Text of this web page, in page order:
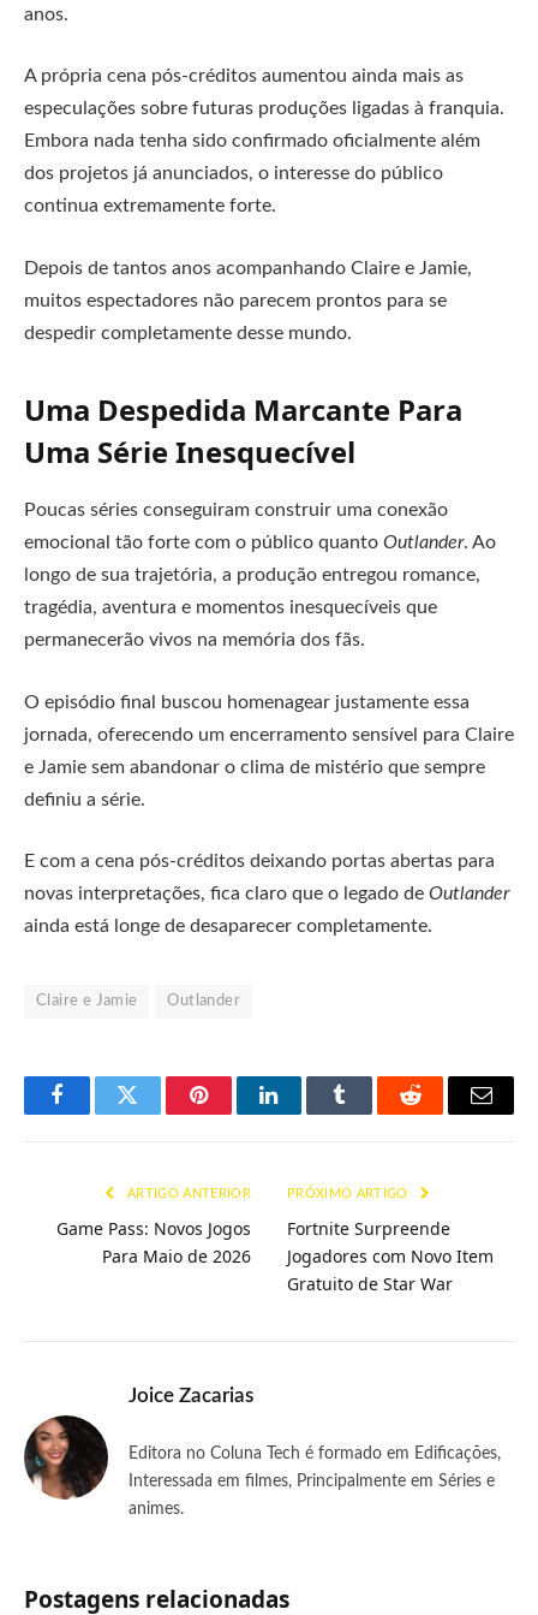
anos.
A própria cena pós-créditos aumentou ainda mais as
especulações sobre futuras produções ligadas à franquia.
Embora nada tenha sido confirmado oficialmente além
dos projetos já anunciados, o interesse do público
continua extremamente forte.
Depois de tantos anos acompanhando Claire e Jamie,
muitos espectadores não parecem prontos para se
despedir completamente desse mundo.
Uma Despedida Marcante Para
Uma Série Inesquecível
Poucas séries conseguiram construir uma conexão
emocional tão forte com o público quanto Outlander. Ao
longo de sua trajetória, a produção entregou romance,
tragédia, aventura e momentos inesquecíveis que
permanecerão vivos na memória dos fãs.
O episódio final buscou homenagear justamente essa
jornada, oferecendo um encerramento sensível para Claire
e Jamie sem abandonar o clima de mistério que sempre
definiu a série.
E com a cena pós-créditos deixando portas abertas para
novas interpretações, fica claro que o legado de Outlander
ainda está longe de desaparecer completamente.
Claire e Jamie Outlander
FacebookTwitter PinterestLinkedInTumblr Reddit
E-
ARTIGO ANTERIOR
Game Pass: Novos Jogos
Para Maio de 2026
PRÓXIMO ARTIGO
Fortnite Surpreende
Jogadores com Novo Item
Gratuito de Star War
Joice Zacarias
Editora no Coluna Tech é formado em Edificações,
Interessada em filmes, Principalmente em Séries e
animes.
Postagens relacionadas